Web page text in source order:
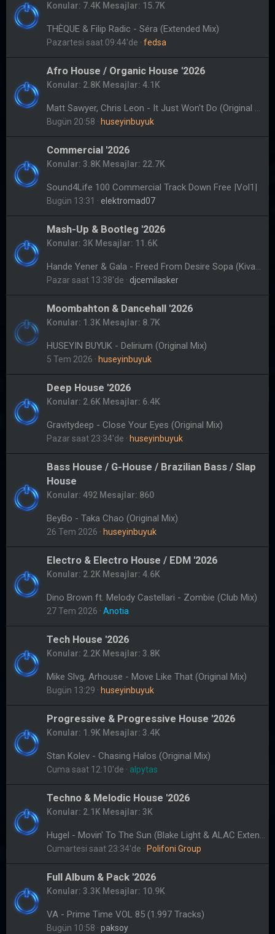
Konular 7.4K Mesajlar 15.7K
THÈQUE & Filip Radic - Séra (Extended Mix)
Pazartesi saat 09:44'de fedsa
Afro House / Organic House '2026
Konular 2.8K Mesajlar 4.1K
Bugün 20:58
huseyinbuyuk
Commercial '2026
Konular 3.8K Mesajlar 22.7K
Sound4Life 100 Commercial Track Down Free |Vol1|
Bugün 13:31 elektromad07
Mash-Up & Bootleg '2026
Konular 3K Mesajlar 11.6K
Pazar saat 13:38'de
djcemilasker
Moombahton & Dancehall '2026
Konular 1.3K Mesajlar 8.7K
HUSEYIN BUYUK - Delirium (Original Mix)
5 Tem 2026 huseyinbuyuk
Deep House '2026
Konular 2.6K Mesajlar 6.4K
Gravitydeep - Close Your Eyes (Original Mix)
Pazar saat 23:34'de huseyinbuyuk
Bass House / G-House / Brazilian Bass / Slap
House
Konular 492 Mesajlar 860
BeyBo - Taka Chao (Original Mix)
26 Tem 2026 huseyinbuyuk
Electro & Electro House / EDM '2026
Konular 2.2K Mesajlar 4.6K
Dino Brown ft. Melody Castellari - Zombie (Club Mix)
27 Tem 2026 Anotia
Tech House '2026
Konular 2.2K Mesajlar 3.8K
Mike Slvg, Arhouse - Move Like That (Original Mix)
Bugün 13:29 huseyinbuyuk
Progressive & Progressive House '2026
Konular 1.9K Mesajlar 3.4K
Stan Kolev - Chasing Halos (Original Mix)
Cuma saat 12:10'de alpytas
Techno & Melodic House '2026
Konular 2.1K Mesajlar 3K
Cumartesi saat 23:34'de
Polifoni Group
Full Album & Pack '2026
Konular 3.3K Mesajlar 10.9K
VA - Prime Time VOL 85 (1.997 Tracks)
Bugün 10:58 paksoy